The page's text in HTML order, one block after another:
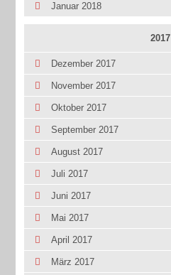
Januar 2018
2017
Dezember 2017
November 2017
Oktober 2017
September 2017
August 2017
Juli 2017
Juni 2017
Mai 2017
April 2017
März 2017